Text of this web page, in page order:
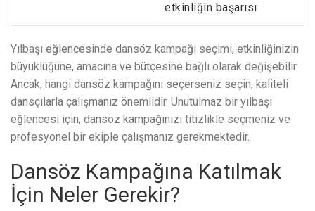
etkinliğin başarısı
Yılbaşı eğlencesinde dansöz kampağı seçimi, etkinliğinizin
büyüklüğüne, amacına ve bütçesine bağlı olarak değişebilir.
Ancak, hangi dansöz kampağını seçerseniz seçin, kaliteli
dansçılarla çalışmanız önemlidir. Unutulmaz bir yılbaşı
eğlencesi için, dansöz kampağınızı titizlikle seçmeniz ve
profesyonel bir ekiple çalışmanız gerekmektedir.
Dansöz Kampağına Katılmak
İçin Neler Gerekir?